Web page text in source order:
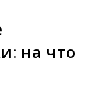
на что